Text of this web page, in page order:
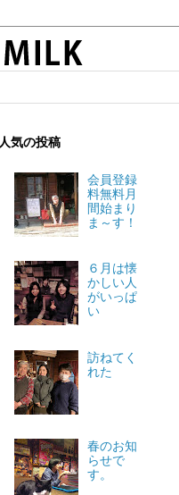
人気の投稿
会員登録
料無料月
間始まり
ま～す！
６月は懐
かしい人
がいっぱ
い
訪ねてく
れた
春のお知
らせで
す。